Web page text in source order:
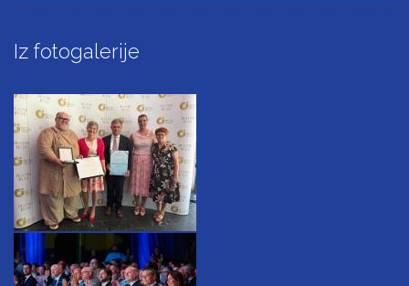
Iz fotogalerije